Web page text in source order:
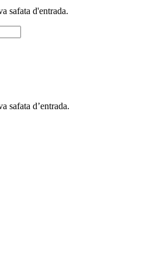
safata d'entrada.
safata d’entrada.